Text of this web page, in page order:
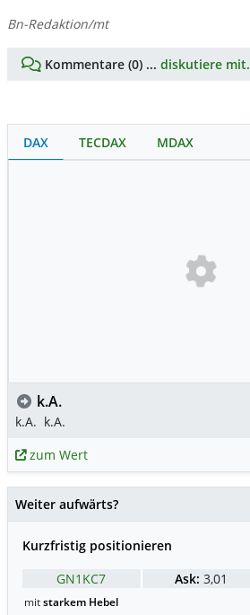
Bn-Redaktion/mt
Kommentare (0) ... diskutiere mit.
DAX TECDAX MDAX
k.A.
k.A. k.A.
zum Wert
Weiter aufwärts?
Kurzfristig positionieren
GN1KC7
Ask: 3,01
mitstarkem Hebel